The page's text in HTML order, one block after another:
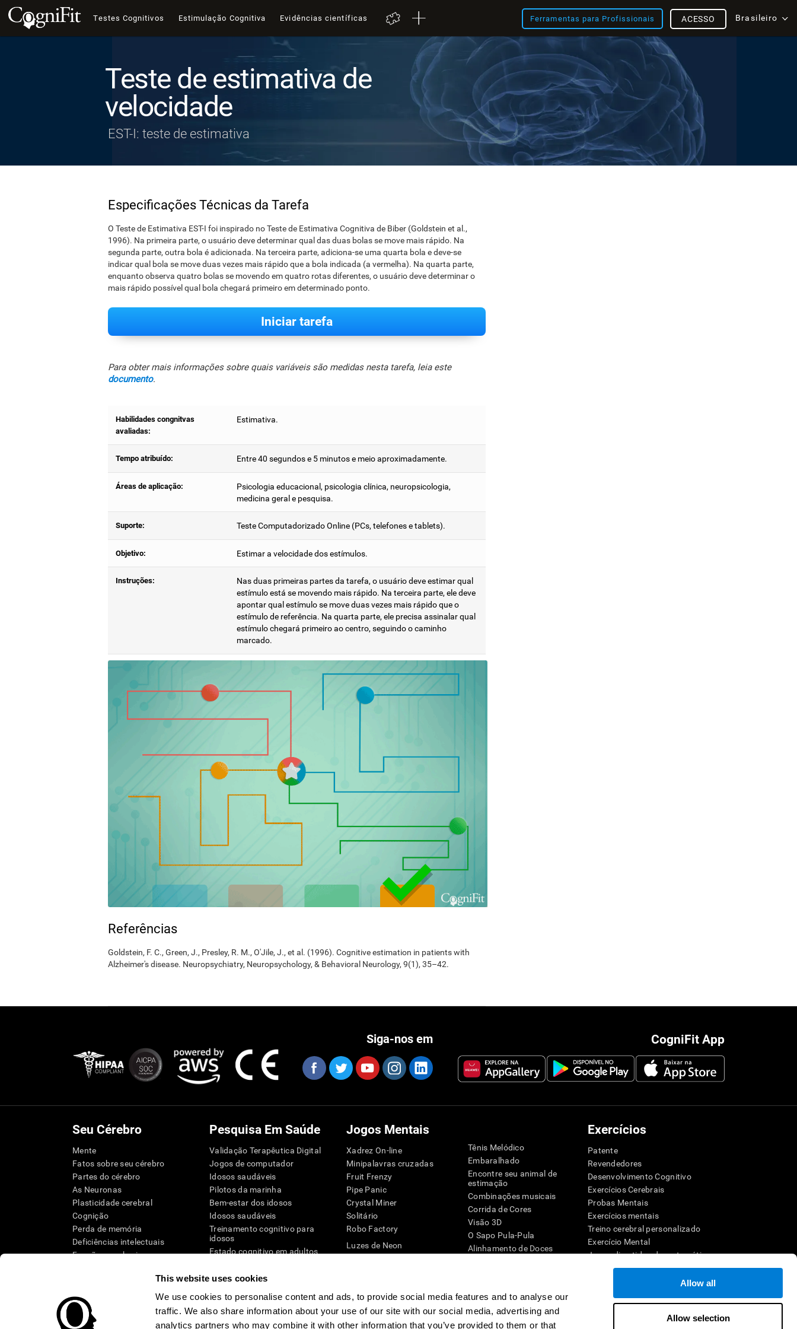
This website uses cookies
We use cookies to personalise content and ads, to provide social media features and to analyse our
traffic. We also share information about your use of our site with our social media, advertising and
analytics partners who may combine it with other information that you’ve provided to them or that
Allow all
Allow selection
Testes Cognitivos Estimulação Cognitiva Evidências científicas Ferramentas para Profissionais Brasileiro
ACESSO
Teste de estimativa de
velocidade
EST-I: teste de estimativa
Especificações Técnicas da Tarefa
O Teste de Estimativa EST-I foi inspirado no Teste de Estimativa Cognitiva de Biber (Goldstein et al.,
1996). Na primeira parte, o usuário deve determinar qual das duas bolas se move mais rápido. Na
segunda parte, outra bola é adicionada. Na terceira parte, adiciona-se uma quarta bola e deve-se
indicar qual bola se move duas vezes mais rápido que a bola indicada (a vermelha). Na quarta parte,
enquanto observa quatro bolas se movendo em quatro rotas diferentes, o usuário deve determinar o
mais rápido possível qual bola chegará primeiro em determinado ponto.
Iniciar tarefa
Para obter mais informações sobre quais variáveis são medidas nesta tarefa, leia este
documento.
Habilidades congnitvas
avaliadas:
Estimativa.
Tempo atribuído: Entre 40 segundos e 5 minutos e meio aproximadamente.
Áreas de aplicação:
Psicologia educacional, psicologia clínica, neuropsicologia,
medicina geral e pesquisa.
Suporte: Teste Computadorizado Online (PCs, telefones e tablets).
Objetivo: Estimar a velocidade dos estímulos.
Instruções:
Nas duas primeiras partes da tarefa, o usuário deve estimar qual
estímulo está se movendo mais rápido. Na terceira parte, ele deve
apontar qual estímulo se move duas vezes mais rápido que o
estímulo de referência. Na quarta parte, ele precisa assinalar qual
estímulo chegará primeiro ao centro, seguindo o caminho
marcado.
Referências
Goldstein, F. C., Green, J., Presley, R. M., O'Jile, J., et al. (1996). Cognitive estimation in patients with
Alzheimer's disease. Neuropsychiatry, Neuropsychology, & Behavioral Neurology, 9(1), 35–42.
CogniFit App
Siga-nos em
Seu Cérebro
Mente
Fatos sobre seu cérebro
Partes do cérebro
As Neuronas
Plasticidade cerebral
Cognição
Perda de memória
Deficiências intelectuais
Funções cerebrais
Atenção
Pesquisa Em Saúde
Validação Terapêutica Digital
Jogos de computador
Idosos saudáveis
Pilotos da marinha
Bem-estar dos idosos
Idosos saudáveis
Treinamento cognitivo para
idosos
Estado cognitivo em adultos
Taxonomia SG4D
Jogos Mentais
Xadrez On-line
Minipalavras cruzadas
Fruit Frenzy
Pipe Panic
Crystal Miner
Solitário
Robo Factory
Luzes de Neon
Space Rescue
Números Loucos
Corrida de bolinhas de gude
Tênis Melódico
Embaralhado
Encontre seu animal de
estimação
Combinações musicais
Corrida de Cores
Visão 3D
O Sapo Pula-Pula
Alinhamento de Doces
Jogos de engenho
Jogos Online para a memória
Jogos Mentais
Exercícios
Patente
Revendedores
Desenvolvimento Cognitivo
Exercícios Cerebrais
Probas Mentais
Exercícios mentais
Treino cerebral personalizado
Exercício Mental
Jogos divertidos de matemática
Compreensão de leitura
Batalhas cerebrais
Teste de QI